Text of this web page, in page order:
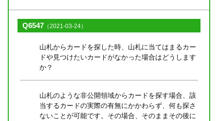
Q6547 （2021-03-24）
山札からカードを探した時、山札に当てはまるカー
ドや見つけたいカードがなかった場合はどうします
か？
山札のような非公開領域からカードを探す場合、該
当するカードの実際の有無にかかわらず、何も探さ
ないことが可能です。その場合、そのままその後に